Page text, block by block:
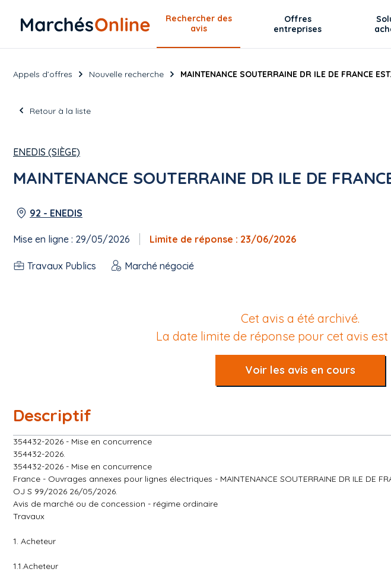
Rechercher des
avis
Offres
entreprises
Appels d’offres Nouvelle recherche MAINTENANCE SOUTERRAINE DR ILE DE FRANCE EST.
Retour à la liste
ENEDIS (SIÈGE)
MAINTENANCE SOUTERRAINE DR ILE DE
92 - ENEDIS
Mise en ligne : 29/05/2026 Limite de réponse : 23/06/2026
Travaux Publics Marché négocié
Cet avis a été archivé.
La date limite de réponse pour cet avis est
Voir les avis en cours
Descriptif
354432-2026 - Mise en concurrence
354432-2026.
354432-2026 - Mise en concurrence
France - Ouvrages annexes pour lignes électriques - MAINTENANCE SOUTERRAINE DR ILE DE
OJ S 99/2026 26/05/2026.
Avis de marché ou de concession - régime ordinaire
Travaux
1. Acheteur
1.1.Acheteur